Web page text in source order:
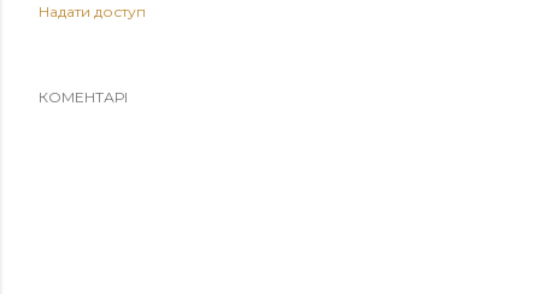
Надати доступ
КОМЕНТАРІ